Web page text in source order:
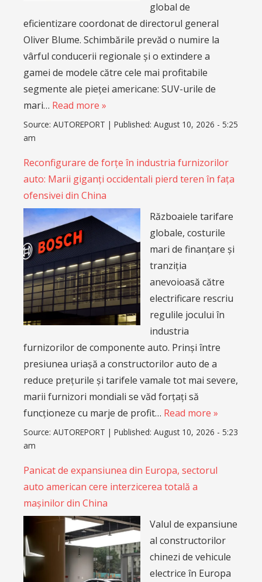
global de
eficientizare coordonat de directorul general
Oliver Blume. Schimbările prevăd o numire la
vârful conducerii regionale și o extindere a
gamei de modele către cele mai profitabile
segmente ale pieței americane: SUV-urile de
mari… Read more »
Source: AUTOREPORT | Published: August 10, 2026 - 5:25
am
Reconfigurare de forțe în industria furnizorilor
auto: Marii giganți occidentali pierd teren în fața
ofensivei din China
Războaiele tarifare
globale, costurile
mari de finanțare și
tranziția
anevoioasă către
electrificare rescriu
regulile jocului în
industria
furnizorilor de componente auto. Prinși între
presiunea uriașă a constructorilor auto de a
reduce prețurile și tarifele vamale tot mai severe,
marii furnizori mondiali se văd forțați să
funcționeze cu marje de profit… Read more »
Source: AUTOREPORT | Published: August 10, 2026 - 5:23
am
Panicat de expansiunea din Europa, sectorul
auto american cere interzicerea totală a
mașinilor din China
Valul de expansiune
al constructorilor
chinezi de vehicule
electrice în Europa